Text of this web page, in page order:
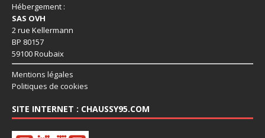
Hébergement :
SAS OVH
2 rue Kellermann
BP 80157
59100 Roubaix
Mentions légales
Politiques de cookies
SITE INTERNET : CHAUSSY95.COM